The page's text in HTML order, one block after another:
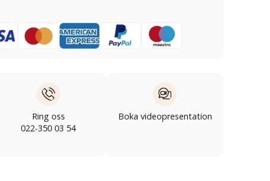
Ring oss
022-350 03 54
Boka videopresentation